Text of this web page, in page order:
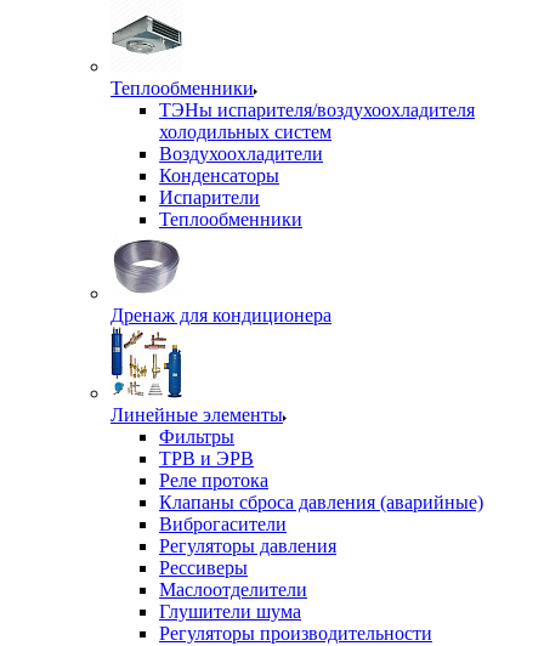
Теплообменники
ТЭНы испарителя/воздухоохладителя
холодильных систем
Воздухоохладители
Конденсаторы
Испарители
Теплообменники
Дренаж для кондиционера
Линейные элементы
Фильтры
ТРВ и ЭРВ
Реле протока
Клапаны сброса давления (аварийные)
Виброгасители
Регуляторы давления
Рессиверы
Маслоотделители
Глушители шума
Регуляторы производительности